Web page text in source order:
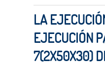
LA
EJECUCIÓN
7(2X50X30)